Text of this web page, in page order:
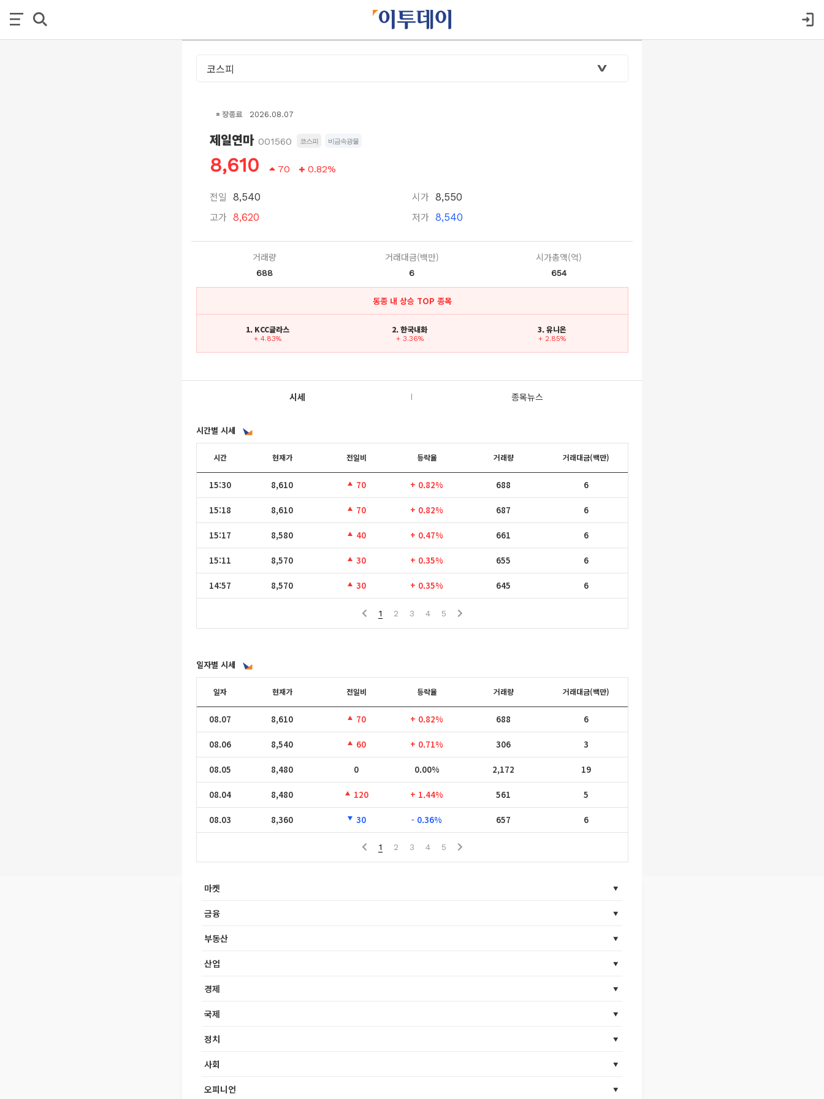
장종료 2026.08.07
제일연마 001560 코스피 비금속광물
8,610 70 0.82%
전일 8,540
고가 8,620
시가 8,550
저가 8,540
거래량
688
거래대금(백만)
6
시가총액(억)
654
동종 내 상승 TOP 종목
1. KCC글라스
+ 4.83%
2. 한국내화
+ 3.36%
3. 유니온
+ 2.85%
시세 종목뉴스
시간별 시세
시간 현재가 전일비 등락율 거래량 거래대금(백만)
15:30 8,610 70 + 0.82% 688 6
15:18 8,610 70 + 0.82% 687 6
15:17 8,580 40 + 0.47% 661 6
15:11 8,570 30 + 0.35% 655 6
14:57 8,570 30 + 0.35% 645 6
1 2 3 4 5
일자별 시세
일자 현재가 전일비 등락율 거래량 거래대금(백만)
08.07 8,610 70 + 0.82% 688 6
08.06 8,540 60 + 0.71% 306 3
08.05 8,480 0 0.00% 2,172 19
08.04 8,480 120 + 1.44% 561 5
08.03 8,360 30 - 0.36% 657 6
1 2 3 4 5
마켓
금융
부동산
산업
경제
국제
정치
사회
오피니언